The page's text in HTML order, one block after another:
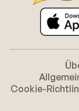
Cookie-